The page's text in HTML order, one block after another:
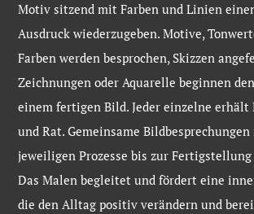
Motiv sitzend mit Farben und Linien
Ausdruck wiederzugeben. Motive,
Farben werden besprochen, Skizzen
Zeichnungen oder Aquarelle beginnen
einem fertigen Bild. Jeder einzelne
und Rat. Gemeinsame
jeweiligen Prozesse bis zur Fertigstellung
Das Malen begleitet und fördert eine
die den Alltag positiv verändern und